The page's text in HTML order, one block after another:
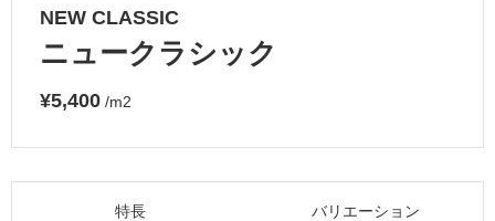
NEW CLASSIC
ニュークラシック
¥5,400 /m2
特長 バリエーション